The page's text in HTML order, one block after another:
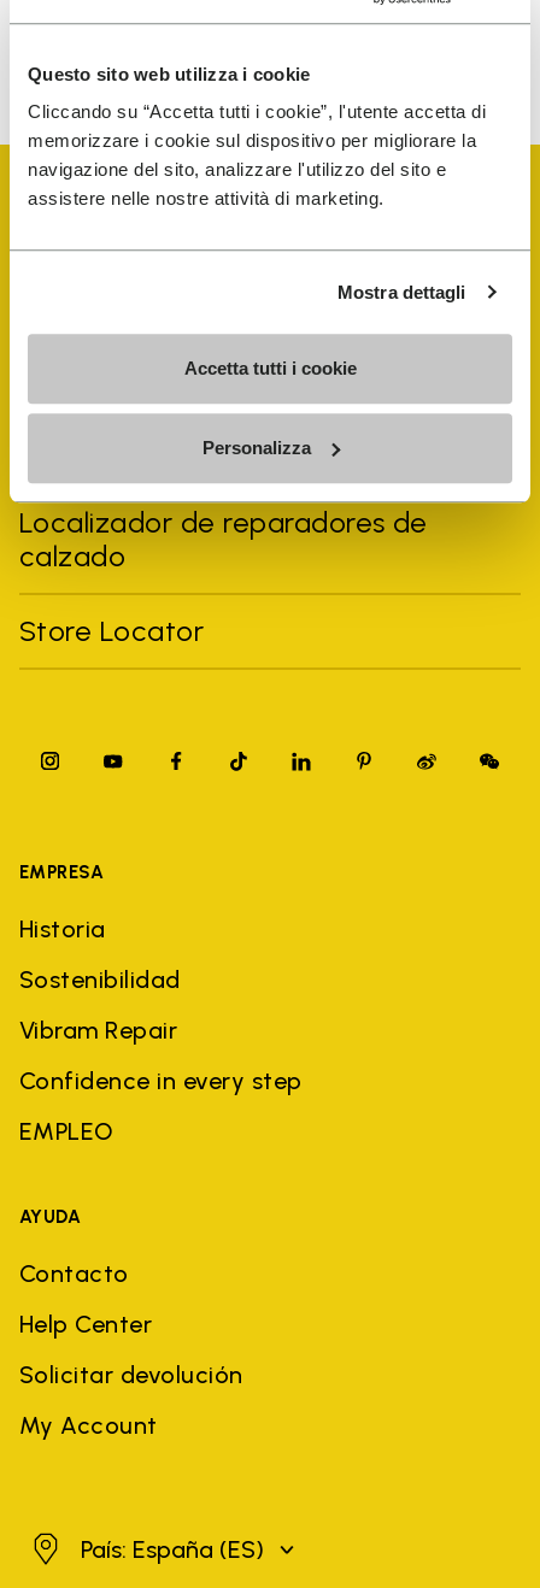
Questo sito web utilizza i cookie
Cliccando su “Accetta tutti i cookie”, l'utente accetta di
memorizzare i cookie sul dispositivo per migliorare la
navigazione del sito, analizzare l'utilizzo del sito e
assistere nelle nostre attività di marketing.
Mostra dettagli
Accetta tutti i cookie
Personalizza
cualquier momento.
FiveFingers Guía
Localizador de reparadores de
calzado
Store Locator
EMPRESA
Historia
Sostenibilidad
Vibram Repair
Confidence in every step
EMPLEO
AYUDA
Contacto
Help Center
Solicitar devolución
My Account
EspañaPaís: España (ES)